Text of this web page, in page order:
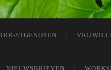
OOGSTGENOTEN
NIEUWSBRIEVEN